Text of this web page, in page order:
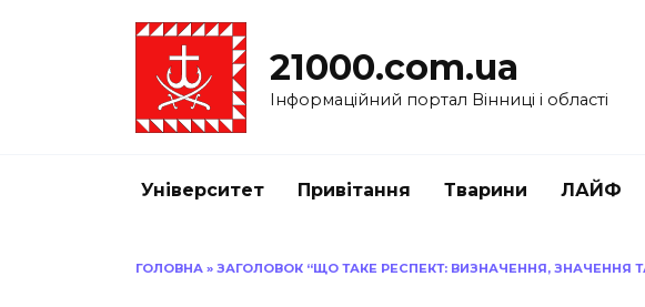
21000.com.ua
Інформаційний портал Вінниці і області
Університет Привітання Тварини ЛАЙФ
ГОЛОВНА » ЗАГОЛОВОК “ЩО ТАКЕ РЕСПЕКТ: ВИЗНАЧЕННЯ, ЗНАЧЕННЯ